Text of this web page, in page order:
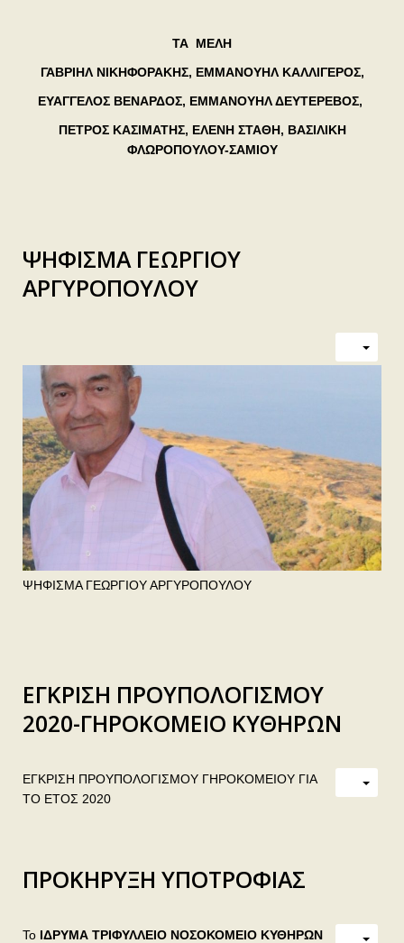
ΤΑ ΜΕΛΗ
ΓΑΒΡΙΗΛ ΝΙΚΗΦΟΡΑΚΗΣ, ΕΜΜΑΝΟΥΗΛ ΚΑΛΛΙΓΕΡΟΣ,
ΕΥΑΓΓΕΛΟΣ ΒΕΝΑΡΔΟΣ, ΕΜΜΑΝΟΥΗΛ ΔΕΥΤΕΡΕΒΟΣ,
ΠΕΤΡΟΣ ΚΑΣΙΜΑΤΗΣ, ΕΛΕΝΗ ΣΤΑΘΗ, ΒΑΣΙΛΙΚΗ
ΦΛΩΡΟΠΟΥΛΟΥ-ΣΑΜΙΟΥ
ΨΗΦΙΣΜΑ ΓΕΩΡΓΙΟΥ
ΑΡΓΥΡΟΠΟΥΛΟΥ
ΨΗΦΙΣΜΑ ΓΕΩΡΓΙΟΥ ΑΡΓΥΡΟΠΟΥΛΟΥ
ΕΓΚΡΙΣΗ ΠΡΟΥΠΟΛΟΓΙΣΜΟΥ
2020-ΓΗΡΟΚΟΜΕΙΟ ΚΥΘΗΡΩΝ
ΕΓΚΡΙΣΗ ΠΡΟΥΠΟΛΟΓΙΣΜΟΥ ΓΗΡΟΚΟΜΕΙΟΥ ΓΙΑ
ΤΟ ΕΤΟΣ 2020
ΠΡΟΚΗΡΥΞΗ ΥΠΟΤΡΟΦΙΑΣ
Το ΙΔΡΥΜΑ ΤΡΙΦΥΛΛΕΙΟ ΝΟΣΟΚΟΜΕΙΟ ΚΥΘΗΡΩΝ